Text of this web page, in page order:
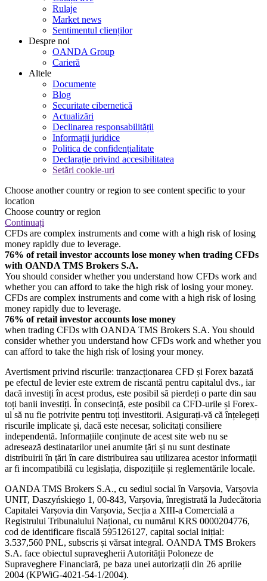
Rulaje
Market news
Sentimentul clienților
Despre noi
OANDA Group
Carieră
Altele
Documente
Blog
Securitate cibernetică
Actualizări
Declinarea responsabilității
Informații juridice
Politica de confidențialitate
Declarație privind accesibilitatea
Setări cookie-uri
Choose another country or region to see content specific to your
location
Choose country or region
Continuați
CFDs are complex instruments and come with a high risk of losing
money rapidly due to leverage.
76% of retail investor accounts lose money when trading CFDs
with OANDA TMS Brokers S.A.
You should consider whether you understand how CFDs work and
whether you can afford to take the high risk of losing your money.
CFDs are complex instruments and come with a high risk of losing
money rapidly due to leverage.
76% of retail investor accounts lose money
when trading CFDs with OANDA TMS Brokers S.A. You should
consider whether you understand how CFDs work and whether you
can afford to take the high risk of losing your money.
Avertisment privind riscurile: tranzacționarea CFD și Forex bazată
pe efectul de levier este extrem de riscantă pentru capitalul dvs., iar
dacă investiți în acest produs, este posibil să pierdeți o parte din sau
toți banii investiți. În consecință, este posibil ca CFD-urile și Forex-
ul să nu fie potrivite pentru toți investitorii. Asigurați-vă că înțelegeți
riscurile implicate și, dacă este necesar, solicitați consiliere
independentă. Informațiile conținute de acest site web nu se
adresează destinatarilor unei anumite țări și nu sunt destinate
distribuirii în țări în care distribuirea sau utilizarea acestor informații
ar fi incompatibilă cu legislația, dispozițiile și reglementările locale.
OANDA TMS Brokers S.A., cu sediul social în Varșovia, Varșovia
UNIT, Daszyńskiego 1, 00-843, Varșovia, înregistrată la Judecătoria
Capitalei Varșovia din Varșovia, Secția a XIII-a Comercială a
Registrului Tribunalului Național, cu numărul KRS 0000204776,
cod de identificare fiscală 595126127, capital social inițial:
3.537,560 PNL, subscris și vărsat integral. OANDA TMS Brokers
S.A. face obiectul supravegherii Autorității Poloneze de
Supraveghere Financiară, pe baza unei autorizații din 26 aprilie
2004 (KPWiG-4021-54-1/2004).